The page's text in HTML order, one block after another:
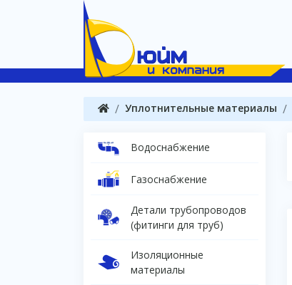
Уплотнительные материалы
Водоснабжение
Газоснабжение
Детали трубопроводов
(фитинги для труб)
Изоляционные
материалы